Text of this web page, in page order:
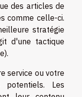
des articles de
comme celle-ci.
stratégie
d'une tactique
service ou votre
Les